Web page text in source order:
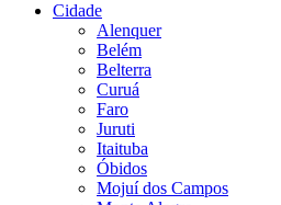
Cidade
Alenquer
Belém
Belterra
Curuá
Faro
Juruti
Itaituba
Óbidos
Mojuí dos Campos